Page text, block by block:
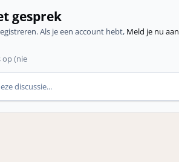
gesprek
Als je een account hebt, Meld je nu aan
discussie...